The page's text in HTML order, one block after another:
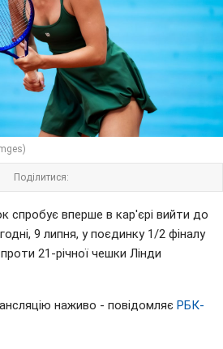
Поділитися:
спробує вперше в кар'єрі вийти до
9 липня, у поєдинку 1/2 фіналу
21-річної чешки Лінди
наживо - повідомляє РБК-